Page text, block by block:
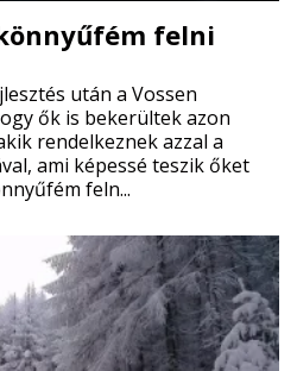
felni
után a Vossen
ők is bekerültek azon
rendelkeznek azzal a
ami képessé teszik őket
feln...